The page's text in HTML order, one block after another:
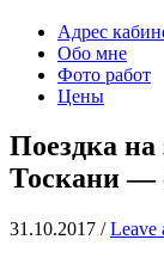
Адрес
Обо мне
Фото работ
Цены
Поездка на
Тоскани —
31.10.2017 /Leave